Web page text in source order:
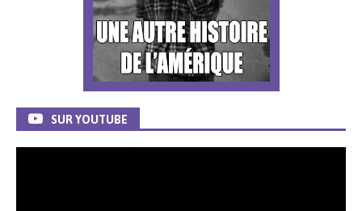
SUR YOUTUBE